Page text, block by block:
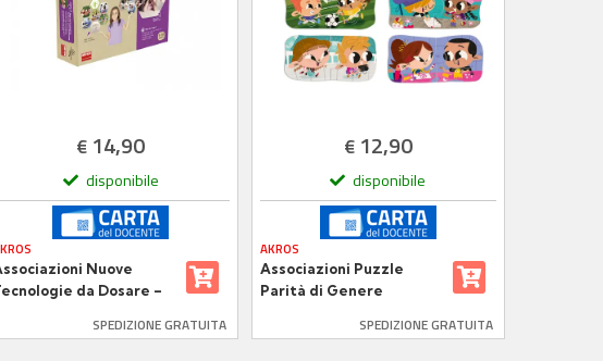
€ 14,90
disponibile
Nuove
da Dosare –
Stile di Vita EquilibratoSPEDIZIONE GRATUITA
€12,90
disponibile
AKROS
Associazioni Puzzle
Parità di Genere
SPEDIZIONE GRATUITA